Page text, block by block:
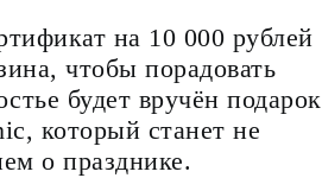
на 10 000 рублей
чтобы порадовать
будет вручён подарок
который станет не
о празднике.